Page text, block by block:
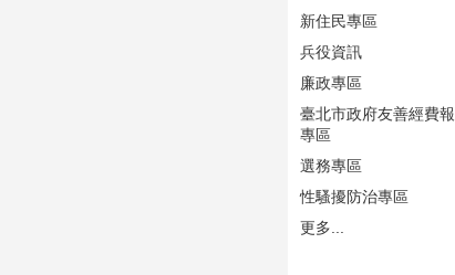
新住民專區
兵役資訊
廉政專區
臺北市政府友善經費
專區
選務專區
性騷擾防治專區
更多...